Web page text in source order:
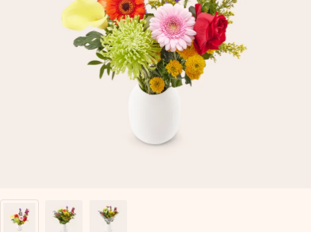
+49 39292 929695
Montag - Freitag : 8:30 - 17:00 Uhr
Samstag - Sonntag : 8:30 - 13:00 Uhr